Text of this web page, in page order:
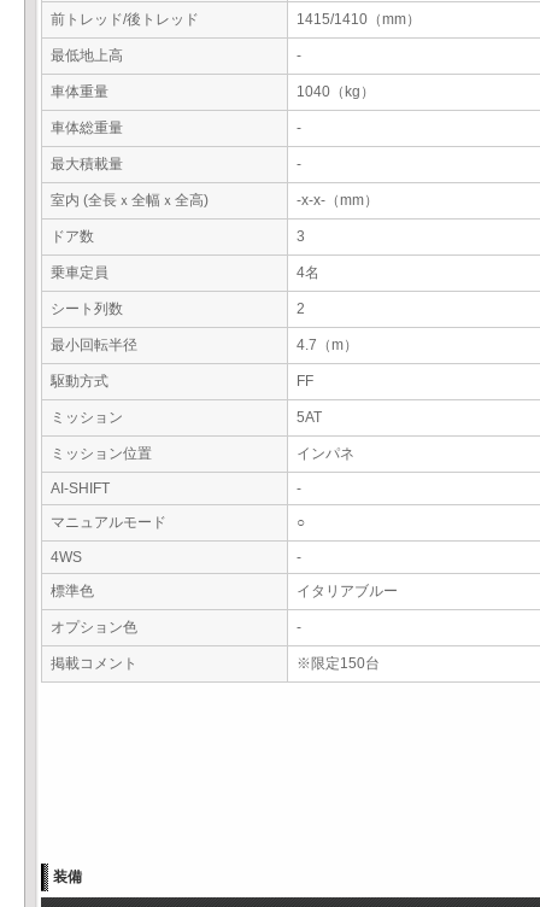
前トレッド/後トレッド 1415/1410（mm）
最低地上高 -
車体重量 1040（kg）
車体総重量 -
最大積載量 -
室内 (全長ｘ全幅ｘ全高) -x-x-（mm）
ドア数 3
乗車定員 4名
シート列数 2
最小回転半径 4.7（m）
駆動方式 FF
ミッション 5AT
ミッション位置 インパネ
AI-SHIFT
-
マニュアルモード
○
4WS
-
標準色
イタリアブルー
オプション色 -
掲載コメント ※限定150台
装備